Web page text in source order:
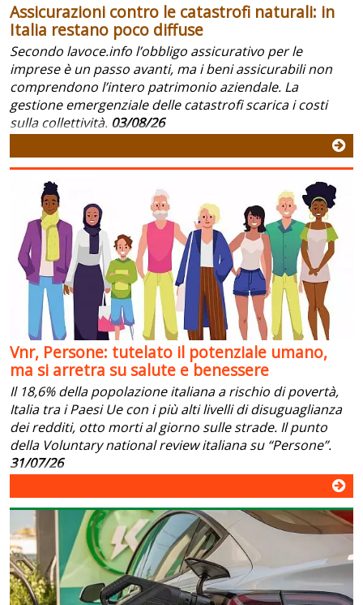
Assicurazioni contro le catastrofi naturali: in
Italia restano poco diffuse
Secondo lavoce.info l’obbligo assicurativo per le
imprese è un passo avanti, ma i beni assicurabili non
comprendono l’intero patrimonio aziendale. La
gestione emergenziale delle catastrofi scarica i costi
sulla collettività. 03/08/26
Vnr, Persone: tutelato il potenziale umano,
ma si arretra su salute e benessere
Il 18,6% della popolazione italiana a rischio di povertà,
Italia tra i Paesi Ue con i più alti livelli di disuguaglianza
dei redditi, otto morti al giorno sulle strade. Il punto
della Voluntary national review italiana su “Persone”.
31/07/26